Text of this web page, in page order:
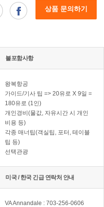
상품 문의하기
불포함사항
왕복항공
가이드/기사 팁 => 20유로 X 9일 =
180유로 (1인)
개인경비(물값, 자유시간 시 개인
비용 등)
각종 매너팁(객실팁, 포터, 테이블
팁 등)
선택관광
미국 / 한국 긴급 연락처 안내
VA Annandale : 703-256-0606